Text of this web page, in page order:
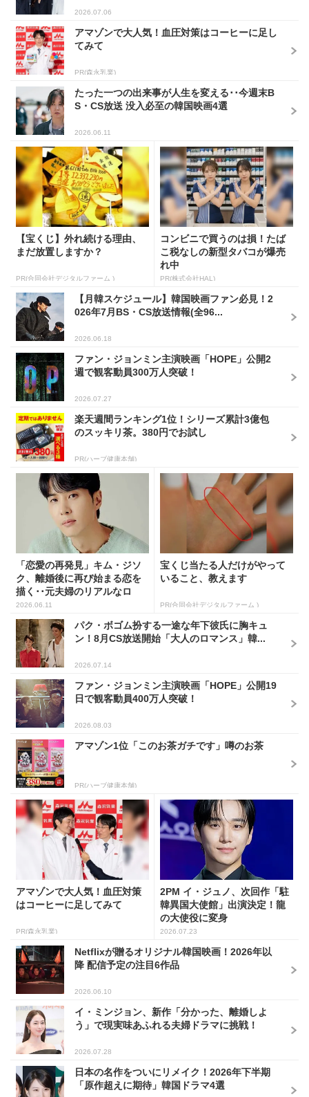
2026.07.06
アマゾンで大人気！血圧対策はコーヒーに足し
てみて
PR(森永乳業)
たった一つの出来事が人生を変える･･今週末B
S・CS放送 没入必至の韓国映画4選
2026.06.11
【宝くじ】外れ続ける理由、
まだ放置しますか？
PR(合同会社デジタルファーム )
コンビニで買うのは損！たば
こ税なしの新型タバコが爆売
れ中
PR(株式会社HAL)
【月韓スケジュール】韓国映画ファン必見！2
026年7月BS・CS放送情報(全96...
2026.06.18
ファン・ジョンミン主演映画「HOPE」公開2
週で観客動員300万人突破！
2026.07.27
楽天週間ランキング1位！シリーズ累計3億包
のスッキリ茶。380円でお試し
PR(ハーブ健康本舗)
「恋愛の再発見」キム・ジソ
ク、離婚後に再び始まる恋を
描く･･元夫婦のリアルなロ
マ...
2026.06.11
宝くじ当たる人だけがやって
いること、教えます
PR(合同会社デジタルファーム )
パク・ボゴム扮する一途な年下彼氏に胸キュ
ン！8月CS放送開始「大人のロマンス」韓...
2026.07.14
ファン・ジョンミン主演映画「HOPE」公開19
日で観客動員400万人突破！
2026.08.03
アマゾン1位「このお茶ガチです」噂のお茶
PR(ハーブ健康本舗)
アマゾンで大人気！血圧対策
はコーヒーに足してみて
PR(森永乳業)
2PM イ・ジュノ、次回作「駐
韓異国大使館」出演決定！龍
の大使役に変身
2026.07.23
Netflixが贈るオリジナル韓国映画！2026年以
降 配信予定の注目6作品
2026.06.10
イ・ミンジョン、新作「分かった、離婚しよ
う」で現実味あふれる夫婦ドラマに挑戦！
2026.07.28
日本の名作をついにリメイク！2026年下半期
「原作超えに期待」韓国ドラマ4選